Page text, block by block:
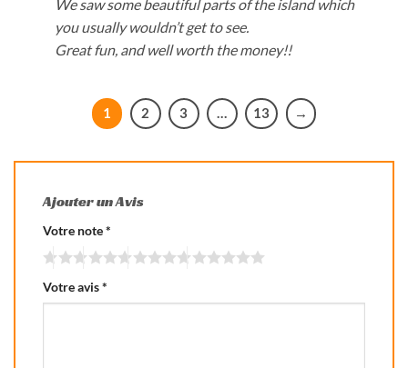
We saw some beautiful parts of the island which
you usually wouldn’t get to see.
Great fun, and well worth the money!!
1 2 3 … 13 →
Ajouter un Avis
Votre note*
Votre avis*